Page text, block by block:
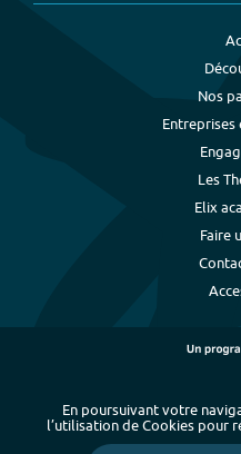
Nos
Les
Elix
Faire
Plan du site -
En poursuivant votre
l’utilisation de Cookies pour